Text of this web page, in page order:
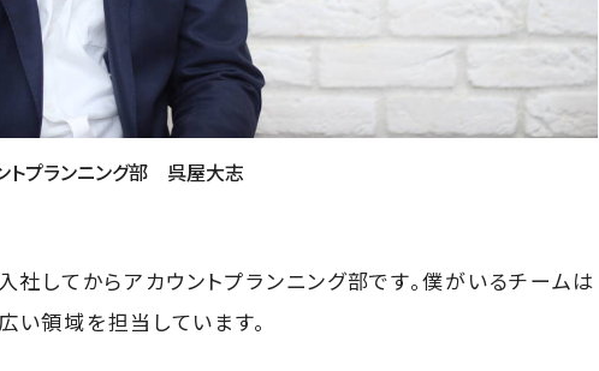
トプランニング部 呉屋大志
してからアカウントプランニング部です。僕がいるチームは
い領域を担当しています。